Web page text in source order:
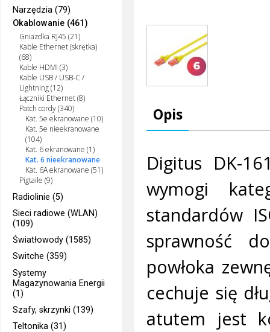
Narzędzia (79)
Okablowanie (461)
Gniazdka RJ45 (21)
Kable Ethernet (skrętka)
(68)
Kable HDMI (3)
Kable USB / USB-C /
Lightning (12)
Łączniki Ethernet (8)
Patch cordy (340)
Kat. 5e ekranowane (10)
Kat. 5e nieekranowane
(104)
Kat. 6 ekranowane (1)
Kat. 6 nieekranowane
Kat. 6A ekranowane (51)
Pigtaile (9)
Radiolinie (5)
Sieci radiowe (WLAN)
(109)
Światłowody (1585)
Switche (359)
Systemy
Magazynowania Energii
(1)
Szafy, skrzynki (139)
Teltonika (31)
Opis
Digitus DK-
wymogi
standardów
sprawność
powłoka
cechuje się
atutem jest